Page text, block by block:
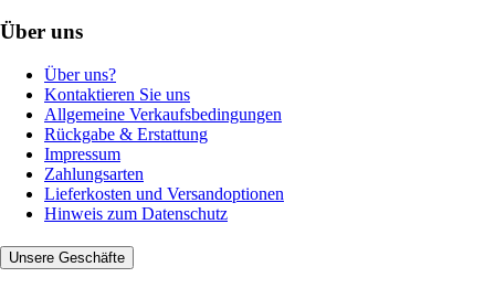
Über uns
Über uns?
Kontaktieren Sie uns
Allgemeine Verkaufsbedingungen
Rückgabe & Erstattung
Impressum
Zahlungsarten
Lieferkosten und Versandoptionen
Hinweis zum Datenschutz
Unsere Geschäfte